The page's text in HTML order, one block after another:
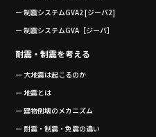
ー 制震システムGVA2 [ジーバ2]
ー 制震システムGVA［ジーバ］
耐震・制震を考える
ー 大地震は起こるのか
ー 地震とは
ー 建物倒壊のメカニズム
ー 耐震・制震・免震の違い